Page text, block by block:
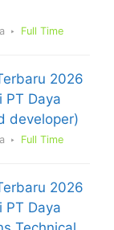
Full Time
2026
PT Daya
developer)
Full Time
2026
PT Daya